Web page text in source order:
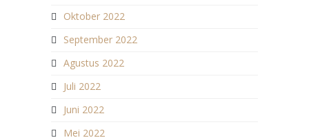
Oktober 2022
September 2022
Agustus 2022
Juli 2022
Juni 2022
Mei 2022